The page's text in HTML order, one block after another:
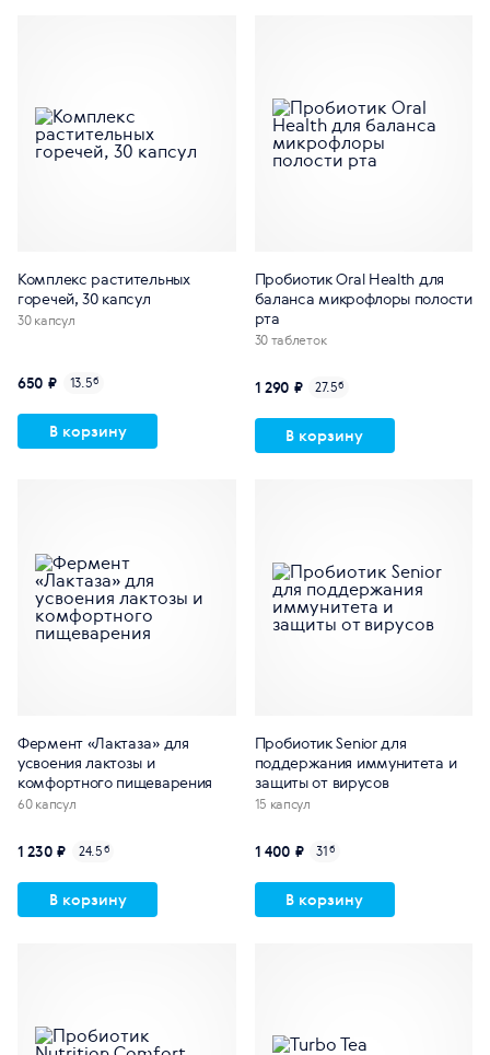
Комплекс растительных
горечей, 30 капсул
30 капсул
650 ₽ 13.5б
В корзину
Пробиотик Oral Health для
баланса микрофлоры полости
рта
30 таблеток
1 290 ₽ 27.5б
В корзину
Фермент «Лактаза» для
усвоения лактозы и
комфортного пищеварения
60 капсул
1 230 ₽ 24.5б
В корзину
Пробиотик Senior для
поддержания иммунитета и
защиты от вирусов
15 капсул
1 400 ₽ 31б
В корзину